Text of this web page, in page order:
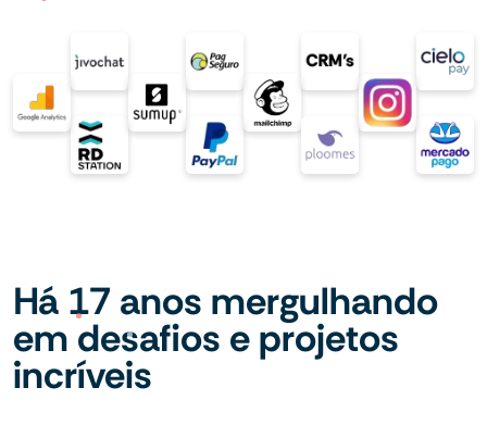
Há 17 anos mergulhando
em desafios e projetos
incríveis